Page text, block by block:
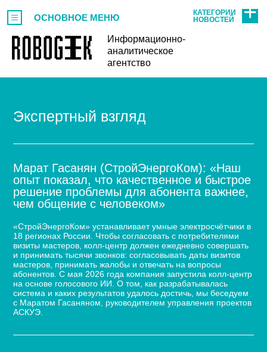
Информационно-
аналитическое
агентство
ОСНОВНОЕ МЕНЮ
КАТЕГОРИИ
НОВОСТЕЙ
Экспертный взгляд
Марат Гасанян (СтройЭнергоКом): «Наш
опыт показал, что качественное и быстрое
решение проблемы для абонента важнее,
чем общение с человеком»
«СтройЭнергоКом» устанавливает умные электросчётчики в
18 регионах России. Чтобы согласовать с потребителями
визиты мастеров, колл-центр должен ежедневно совершать
и принимать тысячи звонков: согласовывать даты визитов
мастеров, принимать жалобы и отвечать на вопросы
абонентов. С мая 2026 года компания запустила колл-центр
на основе голосового ИИ. О том, как разрабатывалась
система и каких результатов удалось достичь, мы беседуем
с Маратом Гасаняном, руководителем управления проектов
АСКУЭ.